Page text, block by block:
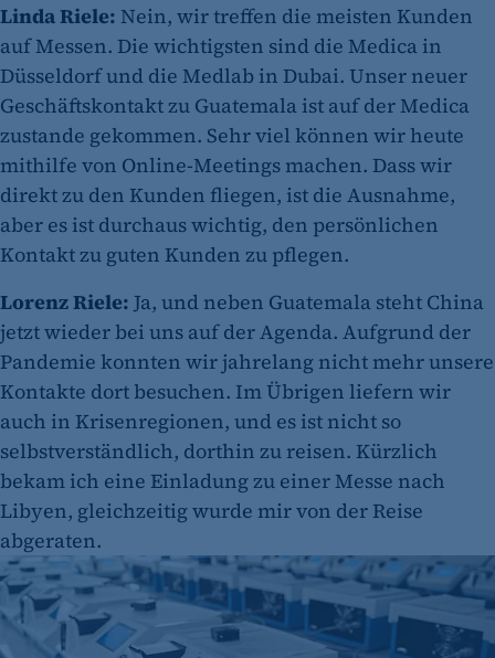
Linda Riele: Nein, wir treffen die meisten Kunden
auf Messen. Die wichtigsten sind die Medica in
Düsseldorf und die Medlab in Dubai. Unser neuer
Geschäftskontakt zu Guatemala ist auf der Medica
zustande gekommen. Sehr viel können wir heute
mithilfe von Online-Meetings machen. Dass wir
direkt zu den Kunden fliegen, ist die Ausnahme,
aber es ist durchaus wichtig, den persönlichen
Kontakt zu guten Kunden zu pflegen.
Lorenz Riele: Ja, und neben Guatemala steht China
jetzt wieder bei uns auf der Agenda. Aufgrund der
Pandemie konnten wir jahrelang nicht mehr unsere
Kontakte dort besuchen. Im Übrigen liefern wir
auch in Krisenregionen, und es ist nicht so
selbstverständlich, dorthin zu reisen. Kürzlich
bekam ich eine Einladung zu einer Messe nach
Libyen, gleichzeitig wurde mir von der Reise
abgeraten.